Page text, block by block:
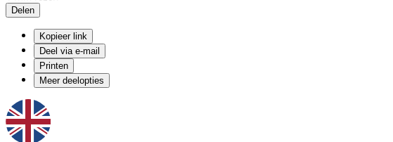
Delen
Kopieer link
Deel via e-mail
Printen
Meer deelopties